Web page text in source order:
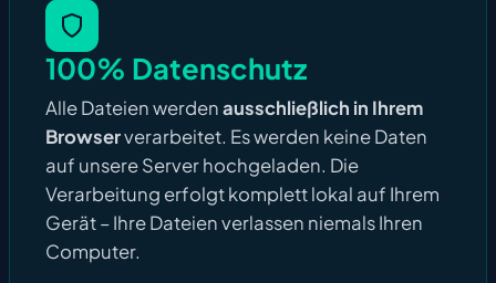
100% Datenschutz
Alle Dateien werdenausschließlich in Ihrem
Browserverarbeitet. Es werden keine Daten
auf unsere Server hochgeladen. Die
Verarbeitung erfolgt komplett lokal auf Ihrem
Gerät – Ihre Dateien verlassen niemals Ihren
Computer.